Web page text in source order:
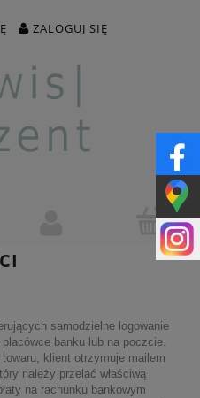
ZALOGUJ SIĘ
samodzielne logowanie
banku lub na poczcie.
klient otrzymuje mailem
należy przelać właściwą
na rachunku bankowym